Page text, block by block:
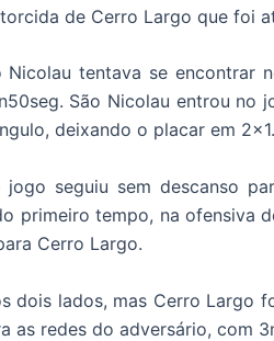
de Cerro Largo que foi
tentava se encontrar
São Nicolau entrou no
deixando o placar em 2×1.
seguiu sem descanso
primeiro tempo, na ofensiva
Cerro Largo.
dois lados, mas Cerro
as redes do adversário, com